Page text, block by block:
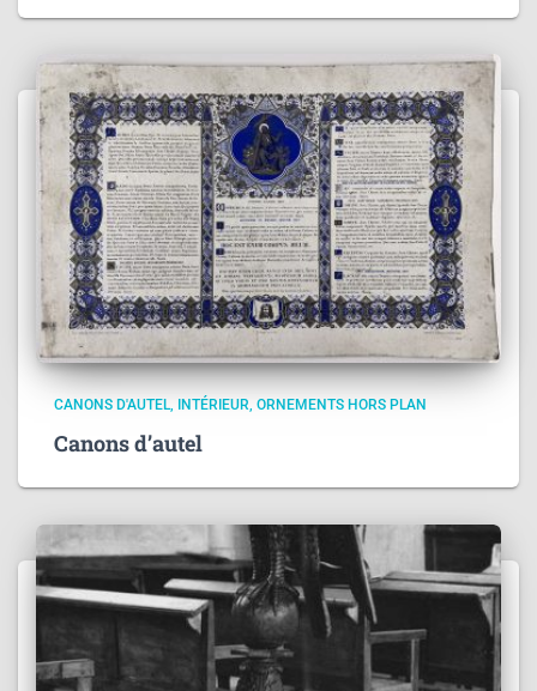
CANONS D'AUTEL INTÉRIEUR ORNEMENTS HORS PLAN
Canons d’autel